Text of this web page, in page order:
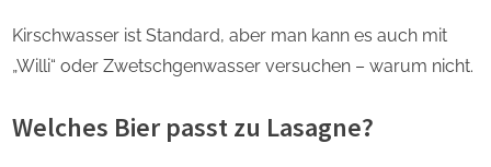
Kirschwasser ist Standard, aber man kann es auch mit
„Willi“ oder Zwetschgenwasser versuchen – warum nicht.
Welches Bier passt zu Lasagne?